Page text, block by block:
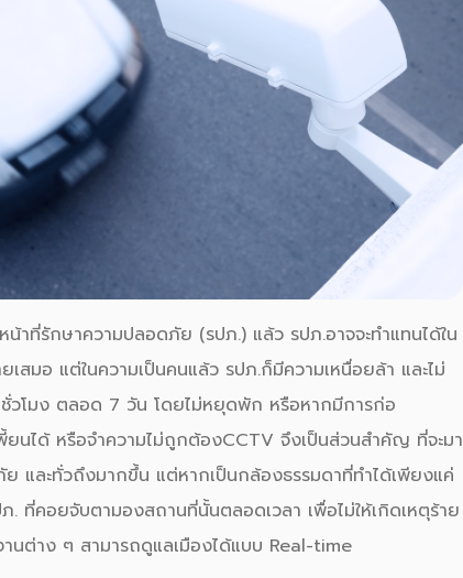
น้าที่รักษาความปลอดภัย (รปภ.) แล้ว รปภ.อาจจะทำแทนได้ใน
เสมอ แต่ในความเป็นคนแล้ว รปภ.ก็มีความเหนื่อยล้า และไม่
วโมง ตลอด 7 วัน โดยไม่หยุดพัก หรือหากมีการก่อ
ยนได้ หรือจำความไม่ถูกต้องCCTV จึงเป็นส่วนสำคัญ ที่จะมา
ย และทั่วถึงมากขึ้น แต่หากเป็นกล้องธรรมดาที่ทำได้เพียงแค่
ภ. ที่คอยจับตามองสถานที่นั้นตลอดเวลา เพื่อไม่ให้เกิดเหตุร้าย
านต่าง ๆ สามารถดูแลเมืองได้แบบ Real-time